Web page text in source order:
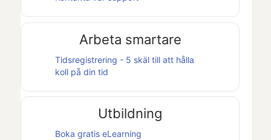
Arbeta smartare
Tidsregistrering - 5 skäl till att hålla
koll på din tid
Utbildning
Boka gratis eLearning